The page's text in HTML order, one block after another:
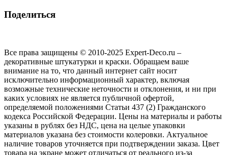
Поделиться
Все права защищены © 2010-2025 Expert-Deco.ru –
декоративные штукатурки и краски. Обращаем ваше
внимание на то, что данный интернет сайт носит
исключительно информационный характер, включая
возможные технические неточности и отклонения, и ни при
каких условиях не является публичной офертой,
определяемой положениями Статьи 437 (2) Гражданского
кодекса Российской Федерации. Цены на материалы и работы
указаны в рублях без НДС, цена на целые упаковки
материалов указана без стоимости колеровки. Актуальное
наличие товаров уточняется при подтверждении заказа. Цвет
товара на экране может отличаться от реального из‑за